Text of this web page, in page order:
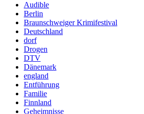
Audible
Berlin
Braunschweiger Krimifestival
Deutschland
dorf
Drogen
DTV
Dänemark
england
Entführung
Familie
Finnland
Geheimnisse